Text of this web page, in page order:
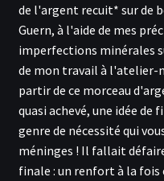
de l'argent recuit* sur de
Guern, à l'aide de mes
imperfections minérales
de mon travail à l'atelier-
partir de ce morceau
quasi achevé, une idée
genre de nécessité qui
méninges ! Il fallait
finale : un renfort à la